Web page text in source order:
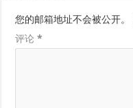
您的邮箱地址不会被公开。
评论*